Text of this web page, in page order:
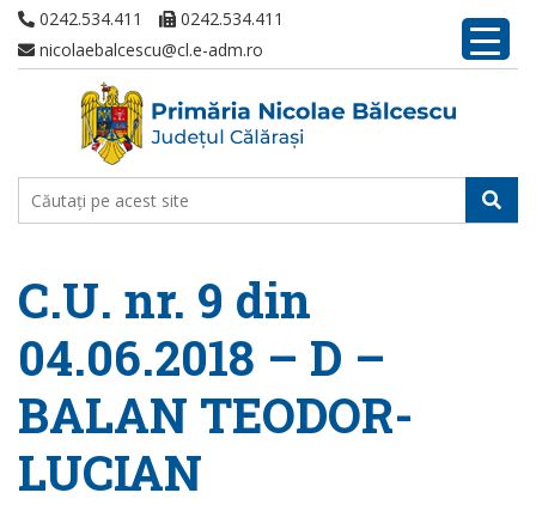
0242.534.411
0242.534.411
nicolaebalcescu@cl.e-adm.ro
C.U. nr. 9 din
04.06.2018 – D –
BALAN TEODOR-
LUCIAN